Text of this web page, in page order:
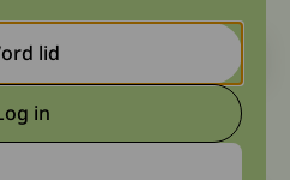
kan zijn dat de inhoud niet
CIAP/MGUS-pnp
lid
in
Deze link gaat naar een